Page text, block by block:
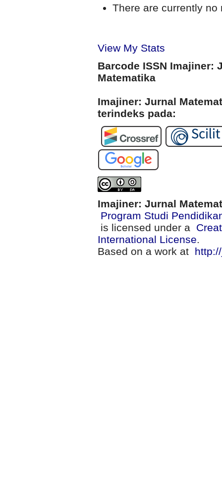
There are currently no
View My Stats
Barcode ISSN Imajiner:
Matematika
Imajiner: Jurnal
terindeks pada:
Imajiner: Jurnal
Program Studi
is licensed under a
International License.
Based on a work at